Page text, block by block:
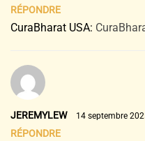
RÉPONDRE
CuraBharat USA:
JEREMYLEW 14 septembre
RÉPONDRE